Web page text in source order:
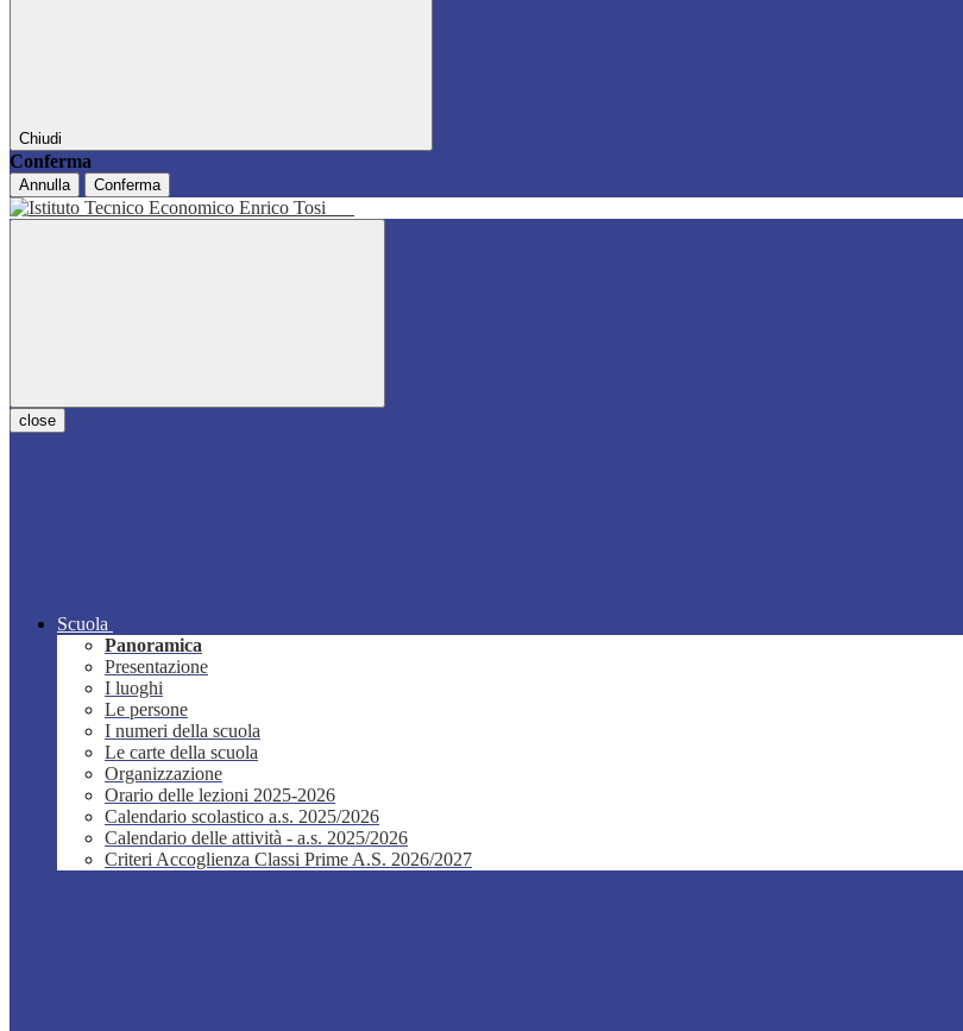
Chiudi
Conferma
Annulla Conferma
close
Scuola
Panoramica
Presentazione
I luoghi
Le persone
I numeri della scuola
Le carte della scuola
Organizzazione
Orario delle lezioni 2025-2026
Calendario scolastico a.s. 2025/2026
Calendario delle attività - a.s. 2025/2026
Criteri Accoglienza Classi Prime A.S. 2026/2027